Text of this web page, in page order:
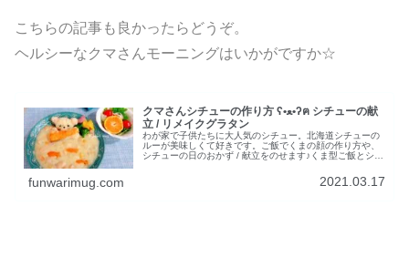
こちらの記事も良かったらどうぞ。
ヘルシーなクマさんモーニングはいかがですか☆
クマさんシチューの作り方 ʕ•ﻌ•ʔฅ シチューの献
立 / リメイクグラタン
わが家で子供たちに大人気のシチュー。北海道シチューの
ルーが美味しくて好きです。ご飯でくまの顔の作り方や、
シチューの日のおかず / 献立をのせます♪くま型ご飯とシチ
funwarimug.com 2021.03.17